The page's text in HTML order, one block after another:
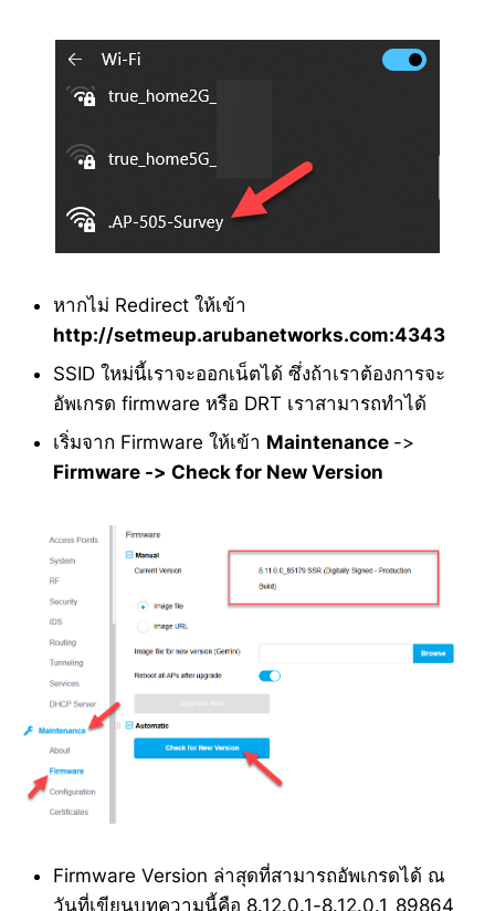
หากไม่ Redirect ให้เข้า
http://setmeup.arubanetworks.com:4343
SSID ใหม่นี้เราจะออกเน็ตได้ ซึ่งถ้าเราต้องการจะ
อัพเกรด firmware หรือ DRT เราสามารถทำได้
เริ่มจาก Firmware ให้เข้า Maintenance ->
Firmware -> Check for New Version
Firmware Version ล่าสุดที่สามารถอัพเกรดได้ ณ
วันที่เขียนบทความนี้คือ 8.12.0.1-8.12.0.1_89864